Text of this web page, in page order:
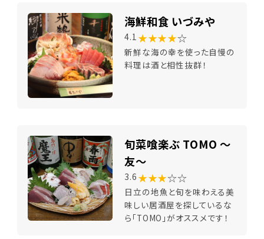
海鮮和食 いづみや
4.1 ★★★★☆
新鮮な海の幸を使った自慢の
料理は酒と相性抜群！
旬菜喰楽ぶ TOMO ～
友～
3.6 ★★★☆☆
日立の地魚と旬を味わえる美
味しい居酒屋を探しているな
ら「TOMO」がオススメです！